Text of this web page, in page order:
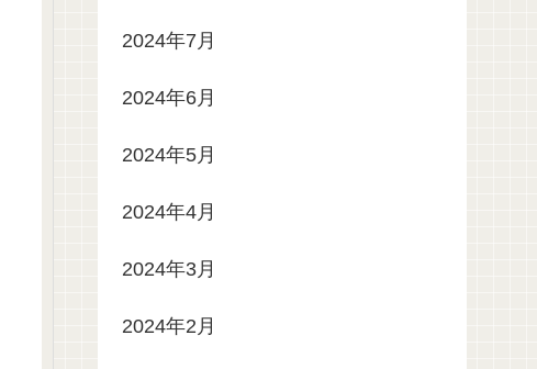
2024年7月
2024年6月
2024年5月
2024年4月
2024年3月
2024年2月